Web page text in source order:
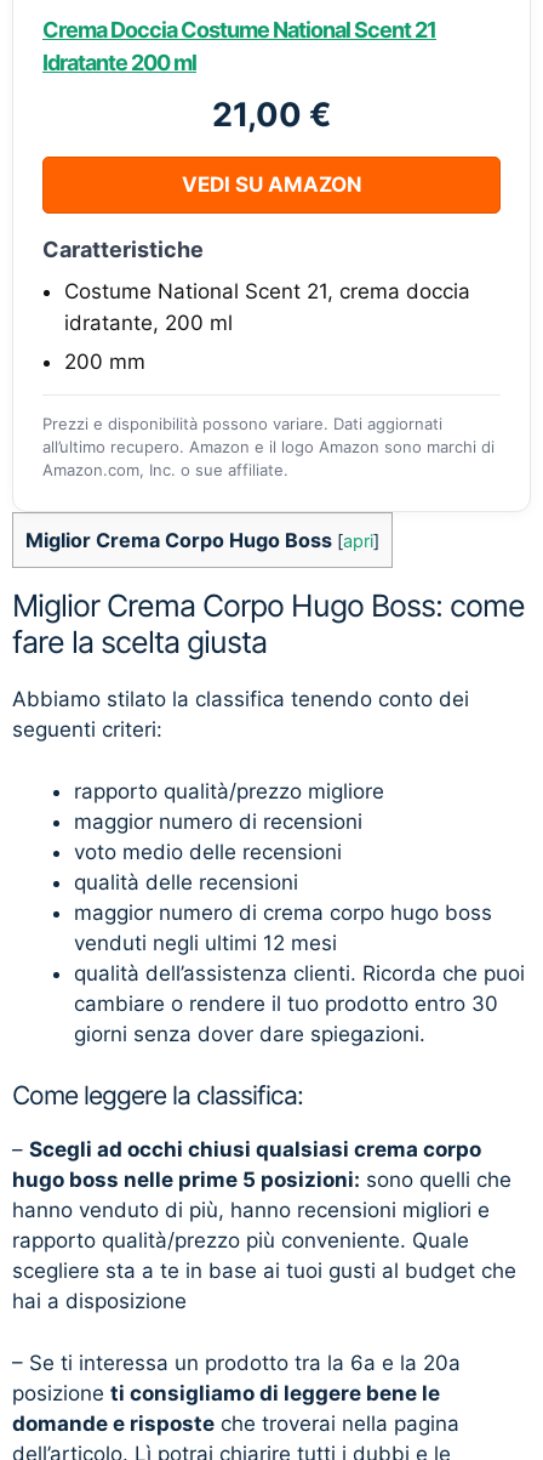
Crema Doccia Costume National Scent 21
Idratante 200 ml
21,00 €
VEDI SU AMAZON
Caratteristiche
Costume National Scent 21, crema doccia
idratante, 200 ml
200 mm
Prezzi e disponibilità possono variare. Dati aggiornati
all’ultimo recupero. Amazon e il logo Amazon sono marchi di
Amazon.com, Inc. o sue affiliate.
Miglior Crema Corpo Hugo Boss [apri]
Miglior Crema Corpo Hugo Boss: come
fare la scelta giusta
Abbiamo stilato la classifica tenendo conto dei
seguenti criteri:
rapporto qualità/prezzo migliore
maggior numero di recensioni
voto medio delle recensioni
qualità delle recensioni
maggior numero di crema corpo hugo boss
venduti negli ultimi 12 mesi
qualità dell’assistenza clienti. Ricorda che puoi
cambiare o rendere il tuo prodotto entro 30
giorni senza dover dare spiegazioni.
Come leggere la classifica:
– Scegli ad occhi chiusi qualsiasi crema corpo
hugo boss nelle prime 5 posizioni: sono quelli che
hanno venduto di più, hanno recensioni migliori e
rapporto qualità/prezzo più conveniente. Quale
scegliere sta a te in base ai tuoi gusti al budget che
hai a disposizione
– Se ti interessa un prodotto tra la 6a e la 20a
posizione ti consigliamo di leggere bene le
domande e risposte che troverai nella pagina
dell’articolo. Lì potrai chiarire tutti i dubbi e le